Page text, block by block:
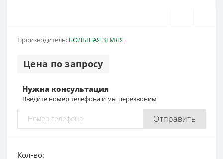
Производитель: БОЛЬШАЯ ЗЕМЛЯ
Цена по запросу
Нужна консультация
Введите номер телефона и мы перезвоним
Отправить
Кол-во: